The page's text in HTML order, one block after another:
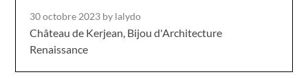
30 octobre 2023 by lalydo
Château de Kerjean, Bijou d'Architecture
Renaissance